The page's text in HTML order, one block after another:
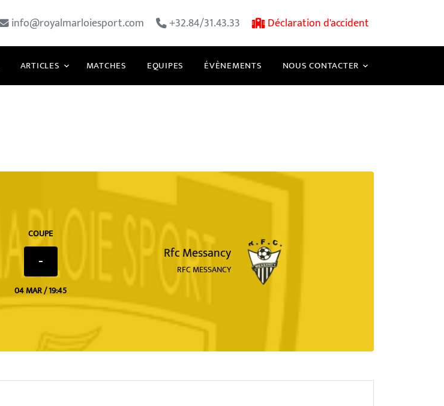
info@royalmarloiesport.com +32.84/31.43.33 Déclaration d'accident
ARTICLES MATCHES EQUIPES ÉVÈNEMENTS NOUS CONTACTER
COUPE
-
04 MAR / 19:45
Rfc Messancy
RFC MESSANCY